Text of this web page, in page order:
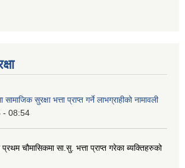
सुरक्षा भत्ता प्राप्त गर्ने लाभग्राहीको नामावली
- 08:54
चौमासिकमा सा.सु. भत्ता प्राप्त गरेका ब्यक्तिहरुको